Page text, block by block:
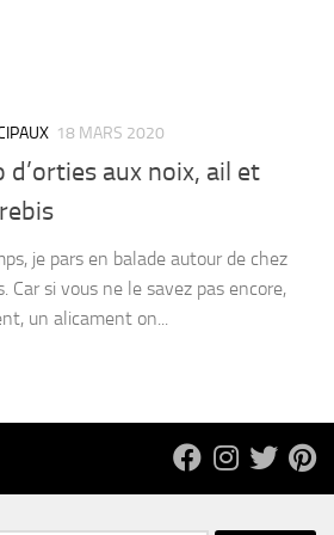
18 MARS 2020
d’orties aux noix, ail et
je pars en balade autour de chez
Car si vous ne le savez pas encore,
un alicament on...